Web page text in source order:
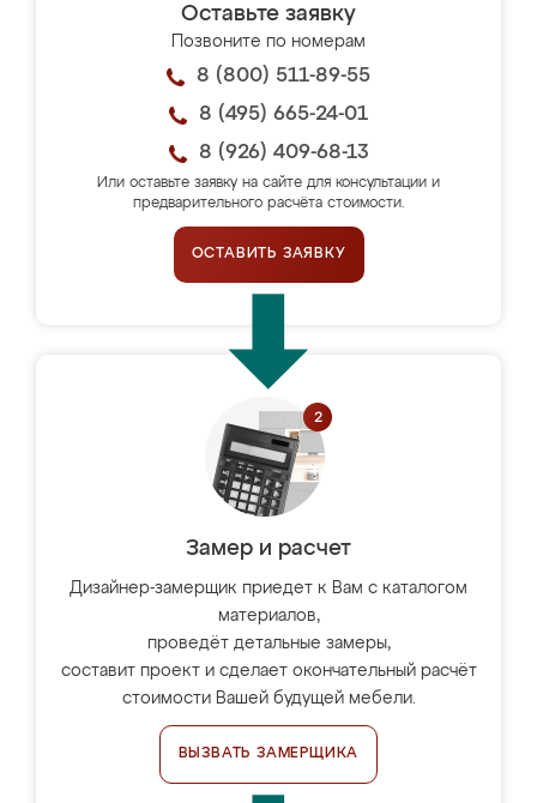
Оставьте заявку
Позвоните по номерам
8 (800) 511-89-55
8 (495) 665-24-01
8 (926) 409-68-13
Или оставьте заявку на сайте для консультации и
предварительного расчёта стоимости.
ОСТАВИТЬ ЗАЯВКУ
Замер и расчет
Дизайнер-замерщик приедет к Вам с каталогом
материалов,
проведёт детальные замеры,
составит проект и сделает окончательный расчёт
стоимости Вашей будущей мебели.
ВЫЗВАТЬ ЗАМЕРЩИКА